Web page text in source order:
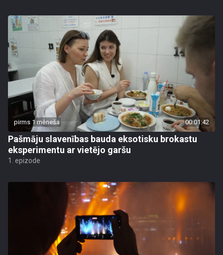
pirms 1 mēneša 00:01:42
Pašmāju slavenības bauda eksotisku brokastu
eksperimentu ar vietējo garšu
1. epizode